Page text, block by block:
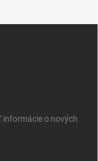
informácie o nových